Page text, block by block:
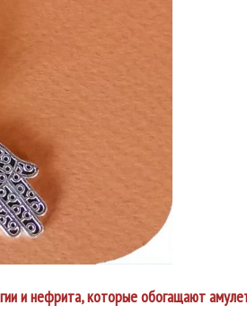
и нефрита, которые обогащают